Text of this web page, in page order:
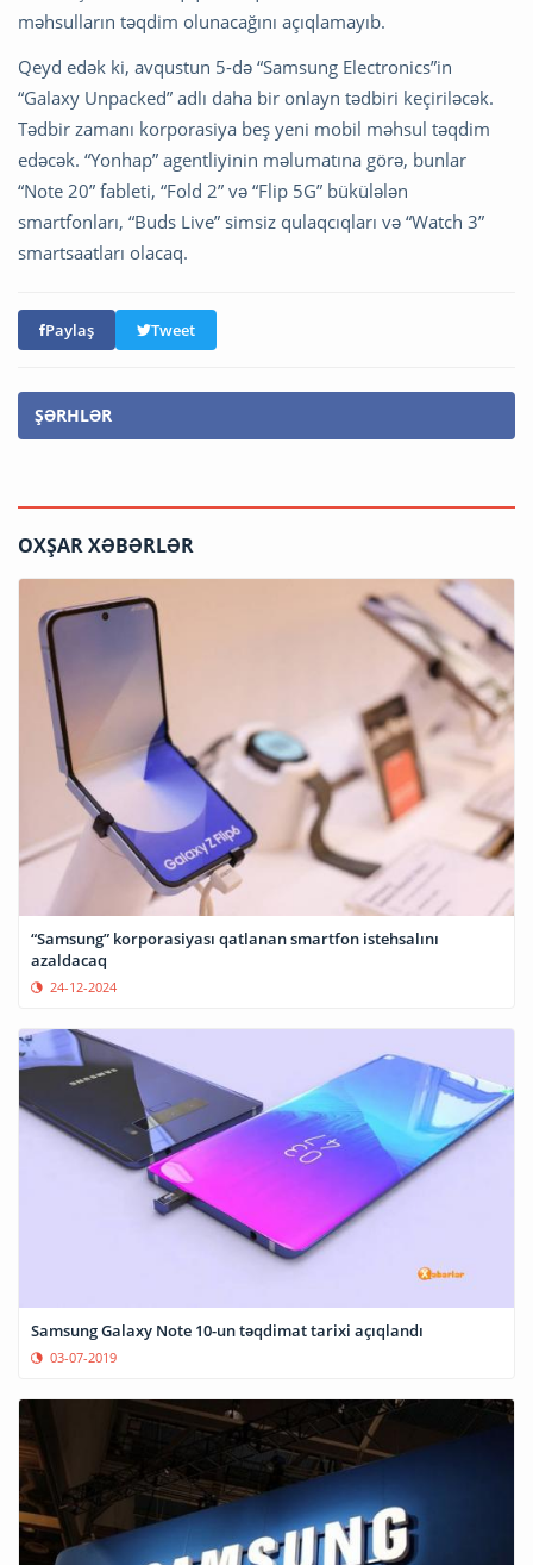
məhsulların təqdim olunacağını açıqlamayıb.
Qeyd edək ki, avqustun 5-də “Samsung Electronics”in
“Galaxy Unpacked” adlı daha bir onlayn tədbiri keçiriləcək.
Tədbir zamanı korporasiya beş yeni mobil məhsul təqdim
edəcək. “Yonhap” agentliyinin məlumatına görə, bunlar
“Note 20” fableti, “Fold 2” və “Flip 5G” bükülələn
smartfonları, “Buds Live” simsiz qulaqcıqları və “Watch 3”
smartsaatları olacaq.
Paylaş Tweet
ŞƏRHLƏR
OXŞAR XƏBƏRLƏR
“Samsung” korporasiyası qatlanan smartfon istehsalını
azaldacaq
24-12-2024
Samsung Galaxy Note 10-un təqdimat tarixi açıqlandı
03-07-2019